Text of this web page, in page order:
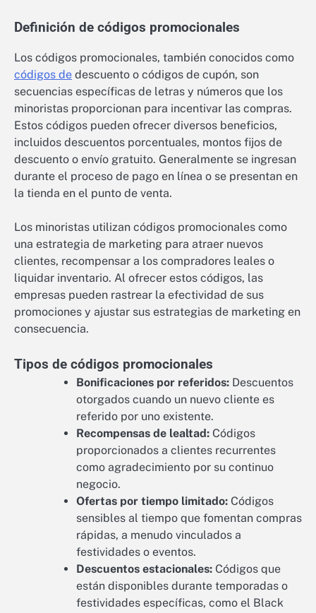
Definición de códigos promocionales
Los códigos promocionales, también conocidos como
códigos de descuento o códigos de cupón, son
secuencias específicas de letras y números que los
minoristas proporcionan para incentivar las compras.
Estos códigos pueden ofrecer diversos beneficios,
incluidos descuentos porcentuales, montos fijos de
descuento o envío gratuito. Generalmente se ingresan
durante el proceso de pago en línea o se presentan en
la tienda en el punto de venta.
Los minoristas utilizan códigos promocionales como
una estrategia de marketing para atraer nuevos
clientes, recompensar a los compradores leales o
liquidar inventario. Al ofrecer estos códigos, las
empresas pueden rastrear la efectividad de sus
promociones y ajustar sus estrategias de marketing en
consecuencia.
Tipos de códigos promocionales
Bonificaciones por referidos: Descuentos
otorgados cuando un nuevo cliente es
referido por uno existente.
Recompensas de lealtad: Códigos
proporcionados a clientes recurrentes
como agradecimiento por su continuo
negocio.
Ofertas por tiempo limitado: Códigos
sensibles al tiempo que fomentan compras
rápidas, a menudo vinculados a
festividades o eventos.
Descuentos estacionales: Códigos que
están disponibles durante temporadas o
festividades específicas, como el Black